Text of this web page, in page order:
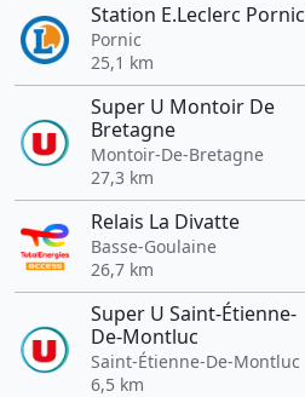
Station E.Leclerc Pornic
Pornic
25,1 km
Super U Montoir De
Bretagne
Montoir-De-Bretagne
27,3 km
Relais La Divatte
Basse-Goulaine
26,7 km
Super U Saint-Étienne-
De-Montluc
Saint-Étienne-De-Montluc
6,5 km